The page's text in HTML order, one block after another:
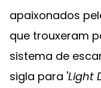
apaixonados
que trouxeram
sistema de
sigla para 'Light